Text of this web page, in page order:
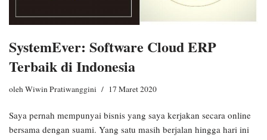
SystemEver: Software Cloud ERP
Terbaik di Indonesia
olehWiwin Pratiwanggini 17 Maret 2020
Saya pernah mempunyai bisnis yang saya kerjakan secara online
bersama dengan suami. Yang satu masih berjalan hingga hari ini